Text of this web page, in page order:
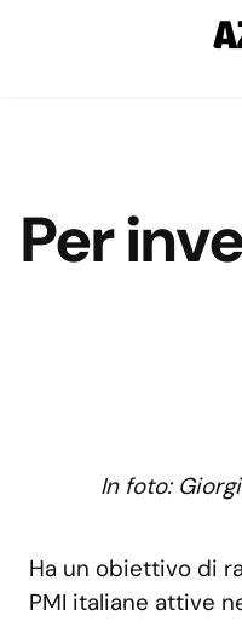
Per
In foto:
Ha un obiettivo di
PMI italiane attive